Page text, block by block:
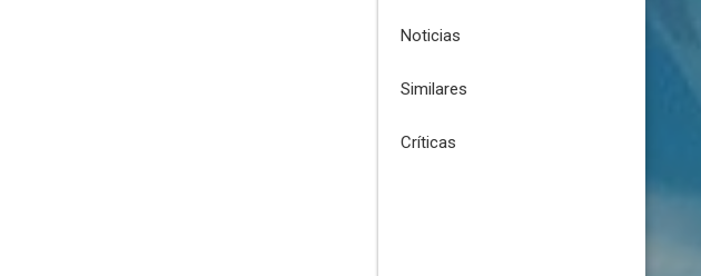
Noticias
Similares
Críticas